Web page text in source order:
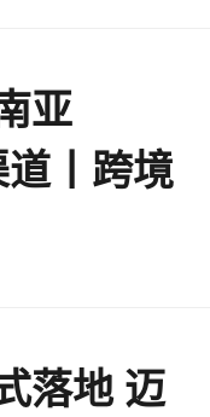
亚
丨跨境
落地 迈